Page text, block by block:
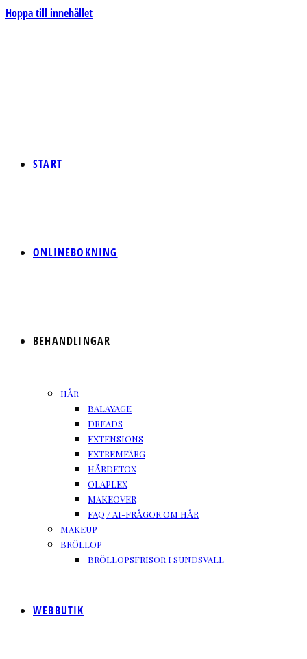
Hoppa till innehållet
START
ONLINEBOKNING
BEHANDLINGAR
HÅR
BALAYAGE
DREADS
EXTENSIONS
EXTREMFÄRG
HÅRDETOX
OLAPLEX
MAKEOVER
FAQ / AI-FRÅGOR OM HÅR
MAKEUP
BRÖLLOP
BRÖLLOPSFRISÖR I SUNDSVALL
WEBBUTIK